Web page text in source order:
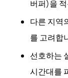
버퍼)을
다른 지역
를 고려합
선호하는
시간대를